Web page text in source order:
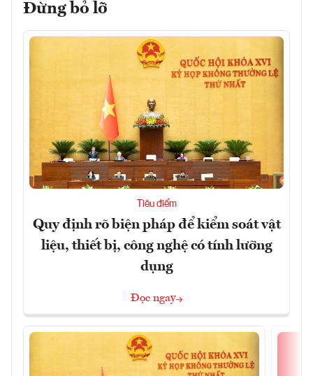
Đừng bỏ lỡ
Tiêu điểm
Quy định rõ biện pháp để kiểm soát vật
liệu, thiết bị, công nghệ có tính lưỡng
dụng
Đọc ngay